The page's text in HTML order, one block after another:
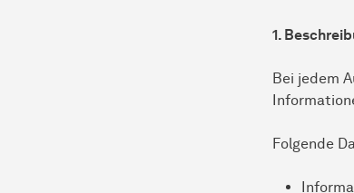
1.
Bei jedem
Folgende